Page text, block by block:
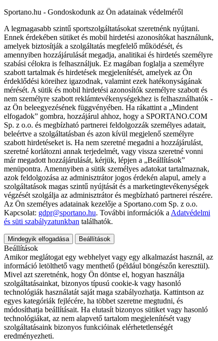
Sportano.hu - Gondoskodunk az Ön adatainak védelméről
A legmagasabb szintű sportszolgáltatásokat szeretnénk nyújtani.
Ennek érdekében sütiket és mobil hirdetési azonosítókat használunk,
amelyek biztosítják a szolgáltatás megfelelő működését, és
amennyiben hozzájárulását megadja, analitikai és hirdetés személyre
szabási célokra is felhasználjuk. Ez magában foglalja a személyre
szabott tartalmak és hirdetések megjelenítését, amelyek az Ön
érdeklődési köreihez igazodnak, valamint ezek hatékonyságának
mérését. A sütik és mobil hirdetési azonosítók személyre szabott és
nem személyre szabott reklámtevékenységekhez is felhasználhatók -
az Ön beleegyezésének függvényében. Ha rákattint a „Mindent
elfogadok” gombra, hozzájárul ahhoz, hogy a SPORTANO.COM
Sp. z o.o. és megbízható partnerei feldolgozzák személyes adatait,
beleértve a szolgáltatásban és azon kívül megjelenő személyre
szabott hirdetéseket is. Ha nem szeretné megadni a hozzájárulást,
szeretné korlátozni annak terjedelmét, vagy vissza szeretné vonni
már megadott hozzájárulását, kérjük, lépjen a „Beállítások”
menüpontra. Amennyiben a sütik személyes adatokat tartalmaznak,
azok feldolgozása az adminisztrátor jogos érdekén alapul, amely a
szolgáltatások magas szintű nyújtását és a marketingtevékenységek
végzését szolgálja az adminisztrátor és megbízható partnerei részére.
Az Ön személyes adatainak kezelője a Sportano.com Sp. z o.o.
Kapcsolat: gdpr@sportano.hu. További információk a Adatvédelmi
és süti szabályzatunkban találhatók.
Mindegyik elfogadása Beállítások
Beállítások
Amikor meglátogat egy webhelyet vagy egy alkalmazást használ, az
információ letölthető vagy menthető (például böngészőn keresztül).
Mivel azt szeretnénk, hogy Ön döntse el, hogyan használja
szolgáltatásainkat, bizonyos típusú cookie-k vagy hasonló
technológiák használatát saját maga szabályozhatja. Kattintson az
egyes kategóriák fejlécére, ha többet szeretne megtudni, és
módosíthatja beállításait. Ha elutasít bizonyos sütiket vagy hasonló
technológiákat, az nem alapvető tartalom megjelenítését vagy
szolgáltatásaink bizonyos funkcióinak elérhetetlenségét
eredményezheti.